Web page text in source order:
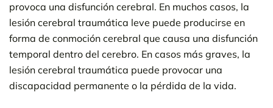
provoca una disfunción cerebral. En muchos casos, la
lesión cerebral traumática leve puede producirse en
forma de conmoción cerebral que causa una disfunción
temporal dentro del cerebro. En casos más graves, la
lesión cerebral traumática puede provocar una
discapacidad permanente o la pérdida de la vida.